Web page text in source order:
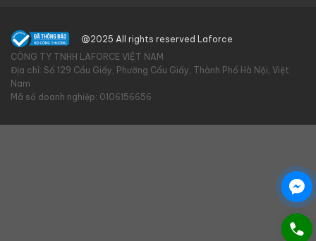
@2025 All rights reserved Laforce
CÔNG TY TNHH LAFORCE VIỆT NAM
Địa chỉ: Số 129 Cầu Giấy, Phường Cầu Giấy, Thành Phố Hà Nội, Việt
Nam
Mã số doanh nghiệp: 0106156656